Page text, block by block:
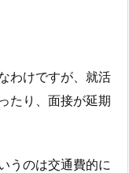
わけですが、就活
たり、面接が延期
うのは交通費的に